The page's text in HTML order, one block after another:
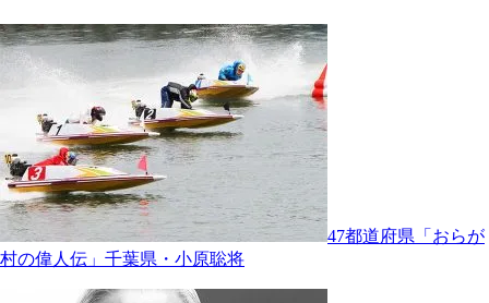
47都道府県「おらが
村の偉人伝」千葉県・小原聡将